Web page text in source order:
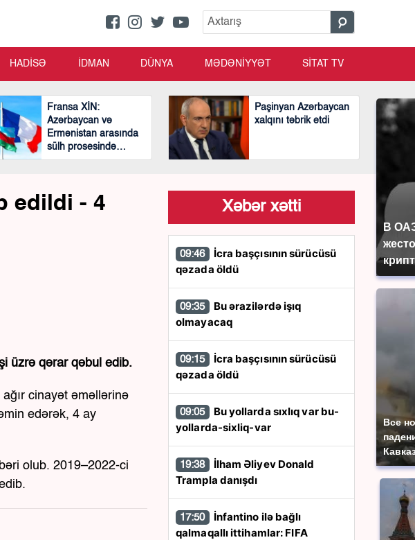
В
Все
HADİSƏ İDMAN DÜNYA MƏDƏNİYYƏT SİTAT TV
Fransa XİN:
Azərbaycan və
Ermənistan arasında
sülh prosesində
mühüm və cəsarətli
Paşinyan Azərbaycan
xalqını təbrik etdi
edildi - 4
üzrə qərar qəbul edib.
cinayət əməllərinə
edərək, 4 ay
olub. 2019–2022-ci
Xəbər xətti
09:46
qəzada öldü
09:35
olmayacaq
09:15
qəzada öldü
09:05
yollarda-sixliq-var
19:38
Trampla danışdı
17:50
qalmaqallı ittihamlar: FIFA